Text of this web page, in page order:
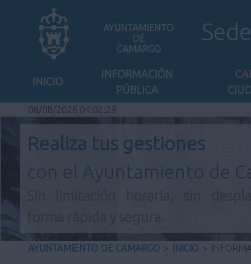
AYUNTAMIENTO
DE
CAMARGO
INICIO
INFORMACIÓN
PÚBLICA
08/08/2026 04:02:28
Realiza tus gestiones
con el Ayuntamiento de
AYUNTAMIENTO DE CAMARGO > INICIO >